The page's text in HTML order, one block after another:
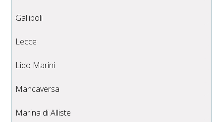
Gallipoli
Lecce
Lido Marini
Mancaversa
Marina di Alliste